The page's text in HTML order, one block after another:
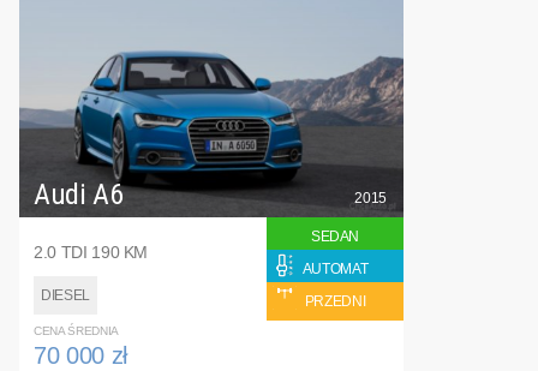
Audi A6
2.0 TDI 190 KM
DIESEL
2015
SEDAN
AUTOMAT
PRZEDNI
CENA ŚREDNIA
70 000 zł